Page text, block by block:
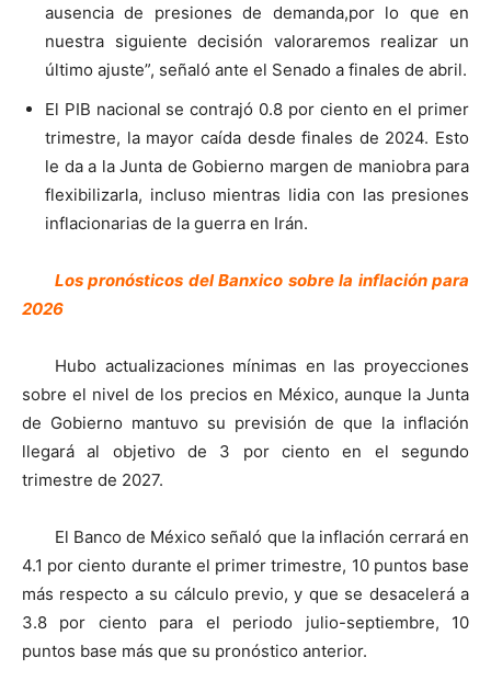
ausencia de presiones de demanda,por lo que en
nuestra siguiente decisión valoraremos realizar un
último ajuste”, señaló ante el Senado a finales de abril.
El PIB nacional se contrajó 0.8 por ciento en el primer
trimestre, la mayor caída desde finales de 2024. Esto
le da a la Junta de Gobierno margen de maniobra para
flexibilizarla, incluso mientras lidia con las presiones
inflacionarias de la guerra en Irán.
Los pronósticos del Banxico sobre la inflación para
2026
Hubo actualizaciones mínimas en las proyecciones
sobre el nivel de los precios en México, aunque la Junta
de Gobierno mantuvo su previsión de que la inflación
llegará al objetivo de 3 por ciento en el segundo
trimestre de 2027.
El Banco de México señaló que la inflación cerrará en
4.1 por ciento durante el primer trimestre, 10 puntos base
más respecto a su cálculo previo, y que se desacelerá a
3.8 por ciento para el periodo julio-septiembre, 10
puntos base más que su pronóstico anterior.